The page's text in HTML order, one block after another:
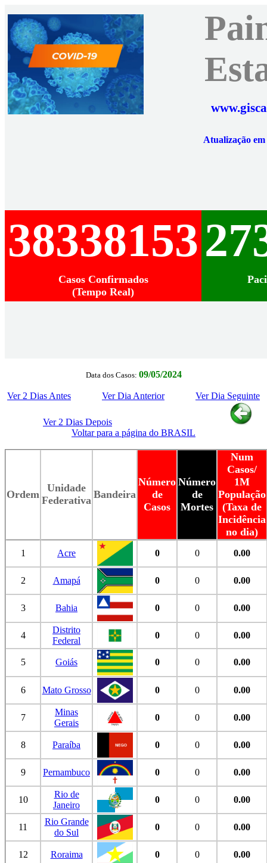
Atualização
38338153
Casos Confirmados
(Tempo Real)
Data dos Casos: 09/05/2024
Ver 2 Dias Antes Ver Dia Anterior Ver Dia Seguinte
Ver 2 Dias Depois
Voltar para a página do BRASIL
Ordem
Unidade
Federativa Bandeira
Número
de
Casos
Número
de
Mortes
Num
Casos/
1M
População
(Taxa de
Incidência
no dia)
1 Acre 0 0 0.00
2 Amapá 0 0 0.00
3 Bahia 0 0 0.00
4
Distrito
Federal
0 0 0.00
5 Goiás 0 0 0.00
6 Mato Grosso 0 0 0.00
7
Minas
Gerais
0 0 0.00
8 Paraíba 0 0 0.00
9 Pernambuco 0 0 0.00
10
Rio de
Janeiro
0 0 0.00
11
Rio Grande
do Sul
0 0 0.00
12 Roraima 0 0 0.00